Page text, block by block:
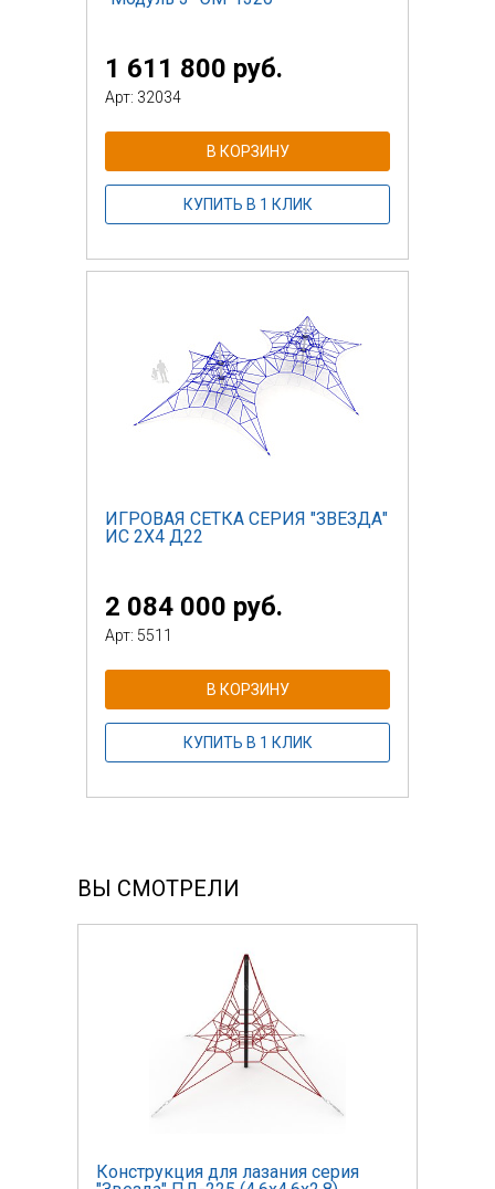
1 611 800 руб.
Арт: 32034
В КОРЗИНУ
КУПИТЬ В 1 КЛИК
ИГРОВАЯ СЕТКА СЕРИЯ "ЗВЕЗДА"
ИС 2Х4 Д22
2 084 000 руб.
Арт: 5511
В КОРЗИНУ
КУПИТЬ В 1 КЛИК
ВЫ СМОТРЕЛИ
Конструкция для лазания серия